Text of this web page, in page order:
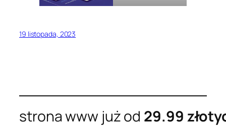
19 listopada, 2023
strona www już od 29.99